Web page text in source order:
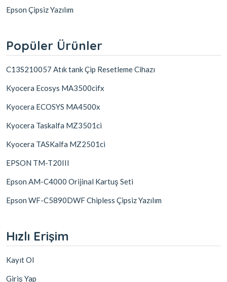
Epson Çipsiz Yazılım
Popüler Ürünler
C13S210057 Atık tank Çip Resetleme Cihazı
Kyocera Ecosys MA3500cifx
Kyocera ECOSYS MA4500x
Kyocera Taskalfa MZ3501ci
Kyocera TASKalfa MZ2501ci
EPSON TM-T20III
Epson AM-C4000 Orijinal Kartuş Seti
Epson WF-C5890DWF Chipless Çipsiz Yazılım
Hızlı Erişim
Kayıt Ol
Giriş Yap